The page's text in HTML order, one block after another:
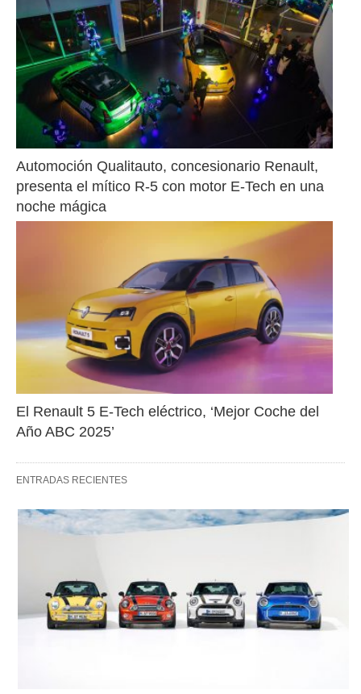
Automoción Qualitauto, concesionario Renault,
presenta el mítico R-5 con motor E-Tech en una
noche mágica
El Renault 5 E-Tech eléctrico, ‘Mejor Coche del
Año ABC 2025’
ENTRADAS RECIENTES